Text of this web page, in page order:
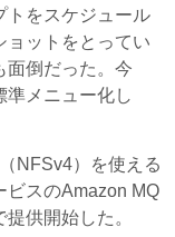
トをスケジュール
ョットをとってい
面倒だった。今
準メニュー化し
NFSv4）を使える
ビスのAmazon MQ
供開始した。